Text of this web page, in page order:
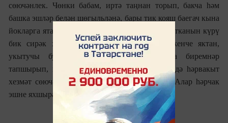
сөючәнлек. Чөнки бабам, иртә таңнан торып, бакча һәм
башка эшләр белән шөгыльләнә, бары тик кояш баегач кына
йокларга ята иде. Аның
газета укып диванда ятканын күрү
бик сирәк хәл була иде. Ә әбием моңа икенче яктан,
укытучы буларак якын килде. Ул миңа биремнәр
тапшырып, мөстәкыйльрәвештә өйрәтте. Өйдә һәрвакыт
хезмәт сөючәнлек атмосферасы хөкем сөрде. Алар һәрчак
эшне яхшырак эшләү теләге белән янды.